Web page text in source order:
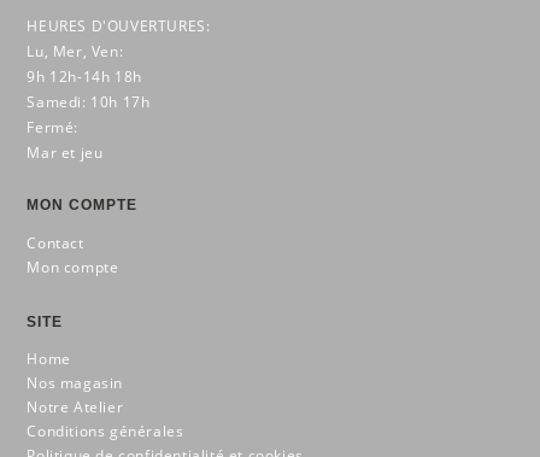
HEURES D'OUVERTURES:
Lu, Mer, Ven:
9h 12h-14h 18h
Samedi: 10h 17h
Fermé:
Mar et jeu
MON COMPTE
Contact
Mon compte
SITE
Home
Nos magasin
Notre Atelier
Conditions générales